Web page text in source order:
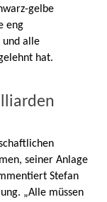
gelbe
eng
und alle
hat.
seiner Anlage
Stefan
„Alle müssen